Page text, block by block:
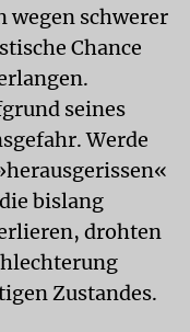
wegen schwerer
Chance
seines
Werde
bislang
drohten
Zustandes.